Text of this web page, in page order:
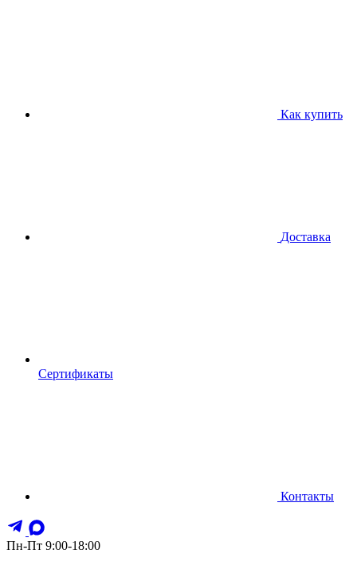
Как купить
Доставка
Сертификаты
Контакты
Пн-Пт 9:00-18:00